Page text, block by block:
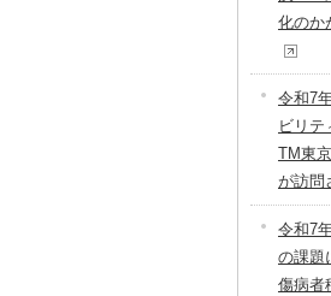
化のか
令和7
ビリテ
TM東
が訪問
令和7
の課題
傷病者